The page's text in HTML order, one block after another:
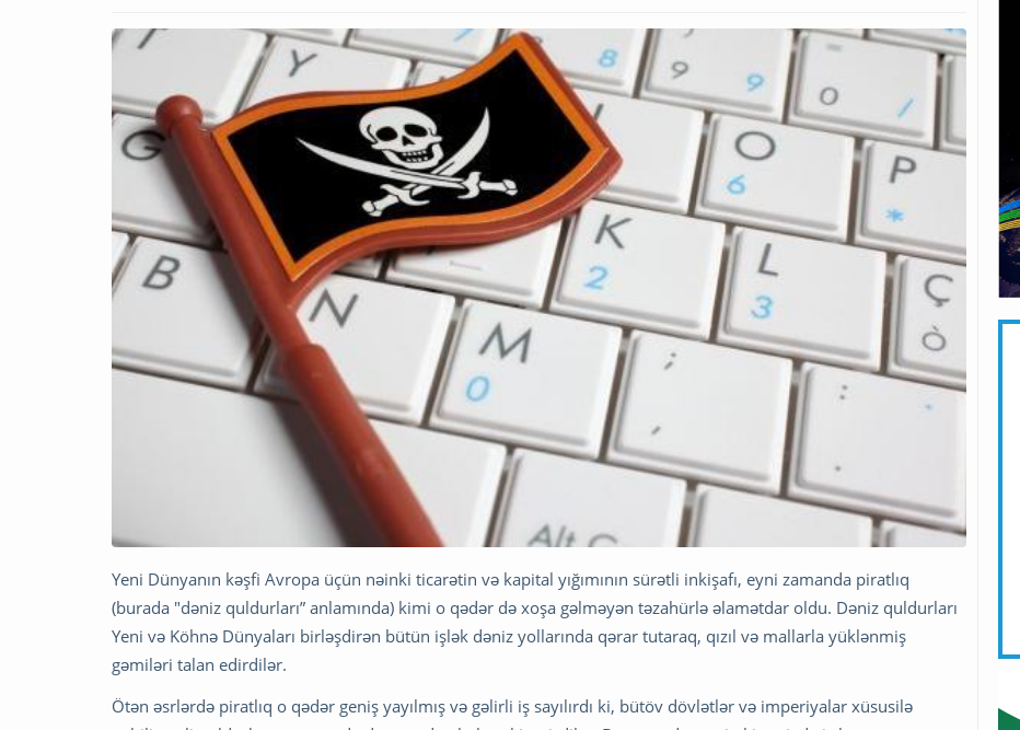
Yeni Dünyanın kəşfi Avropa üçün nəinki ticarətin və kapital yığımının sürətli inkişafı, eyni zamanda piratlıq
(burada "dəniz quldurları” anlamında) kimi o qədər də xoşa gəlməyən təzahürlə əlamətdar oldu. Dəniz quldurları
Yeni və Köhnə Dünyaları birləşdirən bütün işlək dəniz yollarında qərar tutaraq, qızıl və mallarla yüklənmiş
gəmiləri talan edirdilər.
Ötən əsrlərdə piratlıq o qədər geniş yayılmış və gəlirli iş sayılırdı ki, bütöv dövlətlər və imperiyalar xüsusilə